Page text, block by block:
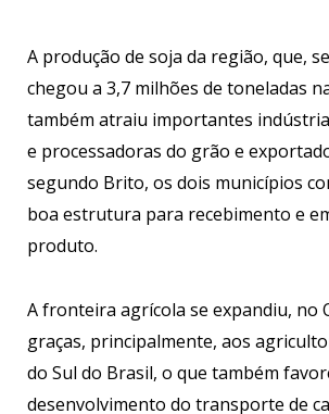
A produção de soja da região, que,
chegou a 3,7 milhões de toneladas
também atraiu importantes
e processadoras do grão e
segundo Brito, os dois municípios
boa estrutura para recebimento e
produto.
A fronteira agrícola se expandiu, no
graças, principalmente, aos
do Sul do Brasil, o que também
desenvolvimento do transporte de